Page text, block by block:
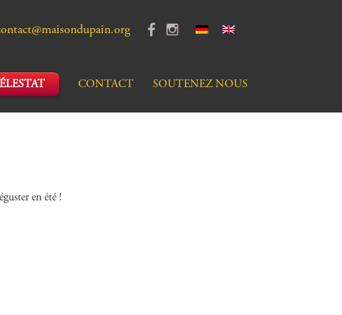
CONTACT SOUTENEZ NOUS
en été !